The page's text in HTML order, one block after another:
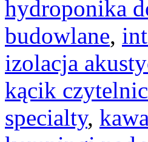
hydroponika
budowlane,
izolacja
kącik
specialty,